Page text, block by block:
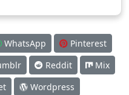
WhatsApp
Pinterest
Reddit
Mix
Wordpress